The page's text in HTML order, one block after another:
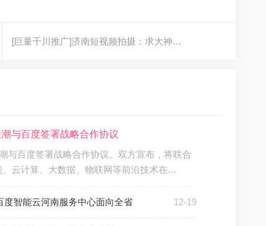
[巨量千川推广]济南短视频拍摄：求大神…
与百度签署战略合作协议
与百度签署战略合作协议。双方宣布，将联合
、云计算、大数据、物联网等前沿技术在…
度智能云河南服务中心面向全省 12-19